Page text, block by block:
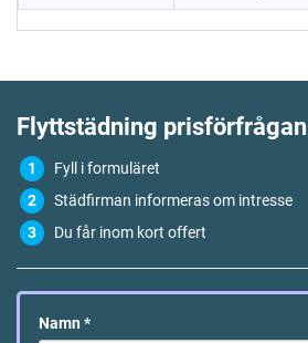
Flyttstädning prisförfrågan
Fyll i formuläret
Städfirman informeras om intresse
Du får inom kort offert
Namn *